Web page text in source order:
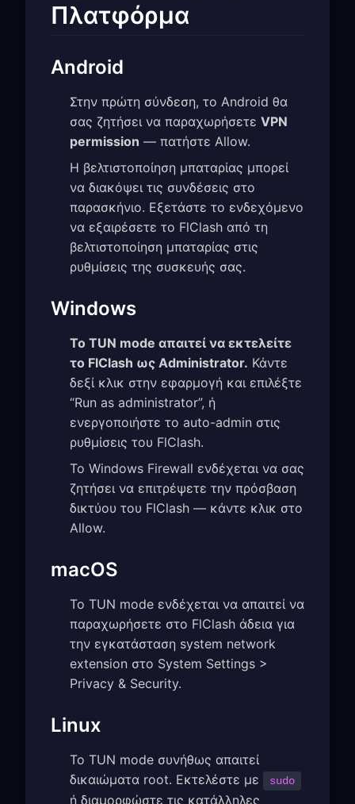
Πλατφόρμα
Android
Στην πρώτη σύνδεση, το Android θα
σας ζητήσει να παραχωρήσετε VPN
permission — πατήστε Allow.
Η βελτιστοποίηση μπαταρίας μπορεί
να διακόψει τις συνδέσεις στο
παρασκήνιο. Εξετάστε το ενδεχόμενο
να εξαιρέσετε το FlClash από τη
βελτιστοποίηση μπαταρίας στις
ρυθμίσεις της συσκευής σας.
Windows
Το TUN mode απαιτεί να εκτελείτε
το FlClash ως Administrator. Κάντε
δεξί κλικ στην εφαρμογή και επιλέξτε
“Run as administrator”, ή
ενεργοποιήστε το auto-admin στις
ρυθμίσεις του FlClash.
Το Windows Firewall ενδέχεται να σας
ζητήσει να επιτρέψετε την πρόσβαση
δικτύου του FlClash — κάντε κλικ στο
Allow.
macOS
Το TUN mode ενδέχεται να απαιτεί να
παραχωρήσετε στο FlClash άδεια για
την εγκατάσταση system network
extension στο System Settings >
Privacy & Security.
Linux
Το TUN mode συνήθως απαιτεί
δικαιώματα root. Εκτελέστε με
sudo
ή διαμορφώστε τις κατάλληλες